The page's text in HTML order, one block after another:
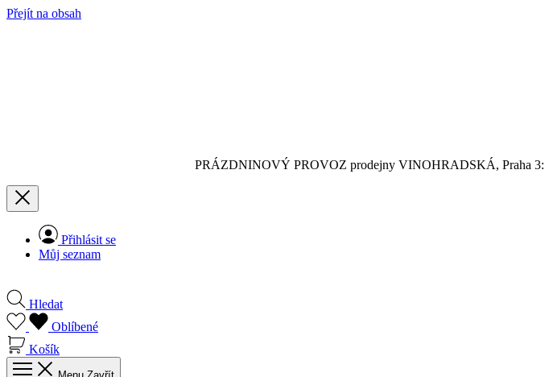
Přejít na obsah
PRÁZDNINOVÝ PROVOZ prodejny VINOHRADSKÁ, Praha 3:
Přihlásit se
Můj seznam
Hledat
Oblíbené
Košík